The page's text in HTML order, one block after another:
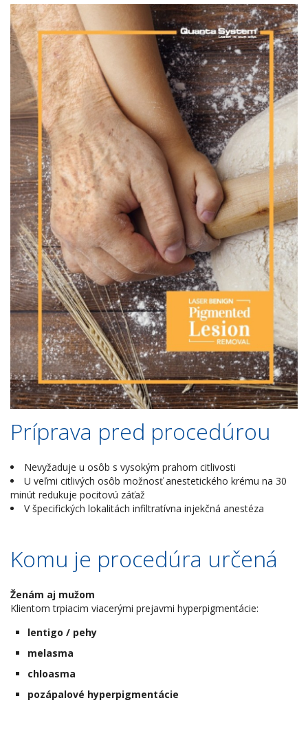
Príprava pred procedúrou
Nevyžaduje u osôb s vysokým prahom citlivosti
U veľmi citlivých osôb možnosť anestetického krému na 30
minút redukuje pocitovú záťaž
V špecifických lokalitách infiltratívna injekčná anestéza
Komu je procedúra určená
Ženám aj mužom
Klientom trpiacim viacerými prejavmi hyperpigmentácie:
lentigo / pehy
melasma
chloasma
pozápalové hyperpigmentácie